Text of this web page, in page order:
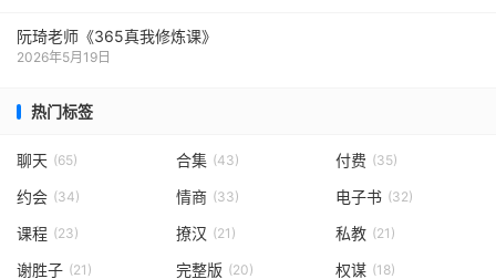
阮琦老师《365真我修炼课》
2026年5月19日
热门标签
聊天 (65) 合集 (43) 付费 (35)
约会 (34) 情商 (33) 电子书 (32)
课程 (23) 撩汉 (21) 私教 (21)
谢胜子 (21) 完整版 (20) 权谋 (18)